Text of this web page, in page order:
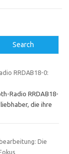
Search
RRDAB18-0:
Radio RRDAB18-
die ihre
Die